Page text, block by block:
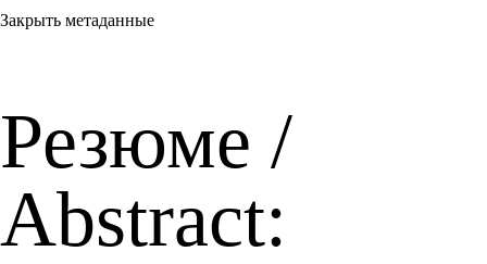
Закрыть метаданные
Резюме /
Abstract: